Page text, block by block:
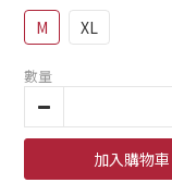
M XL
數量
加入購物車